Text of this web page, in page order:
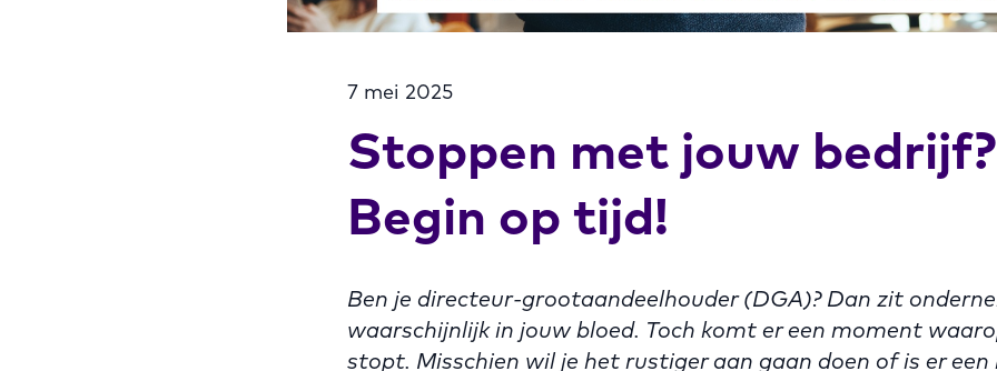
7 mei 2025
Stoppen met jouw bedrijf?
Begin op tijd!
Ben je directeur-grootaandeelhouder (DGA)? Dan zit
waarschijnlijk in jouw bloed. Toch komt er een moment
stopt. Misschien wil je het rustiger aan gaan doen of is er een